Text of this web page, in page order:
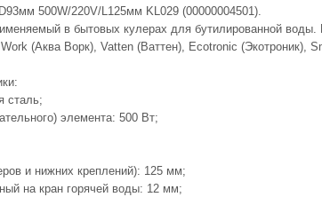
500W/220V/L125мм KL029 (00000004501).
в бытовых кулерах для бутилированной
(Аква Ворк), Vatten (Ваттен), Ecotronic (Экотроник),
сталь;
элемента: 500 Вт;
и нижних креплений): 125 мм;
на кран горячей воды: 12 мм;